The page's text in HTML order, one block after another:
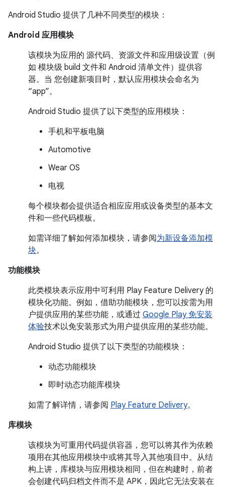
Android Studio 提供了几种不同类型的模块：
Android 应用模块
该模块为应用的 源代码、资源文件和应用级设置（例
如 模块级 build 文件和 Android 清单文件）提供容
器。当 您创建新项目时，默认应用模块会命名为
“app”。
Android Studio 提供了以下类型的应用模块：
手机和平板电脑
Automotive
Wear OS
电视
每个模块都会提供适合相应应用或设备类型的基本文
件和一些代码模板。
如需详细了解如何添加模块，请参阅为新设备添加模
块。
功能模块
此类模块表示应用中可利用 Play Feature Delivery 的
模块化功能。 例如，借助功能模块，您可以按需为用
户提供应用的某些功能，或通过 Google Play 免安装
体验技术以免安装形式为用户提供应用的某些功能。
Android Studio 提供了以下类型的功能模块：
动态功能模块
即时动态功能库模块
如需了解详情，请参阅 Play Feature Delivery。
库模块
该模块为可重用代码提供容器，您可以将其作为依赖
项用在其他应用模块中或将其导入其他项目中。从结
构上讲，库模块与应用模块相同，但在构建时，前者
会创建代码归档文件而不是 APK，因此它无法安装在